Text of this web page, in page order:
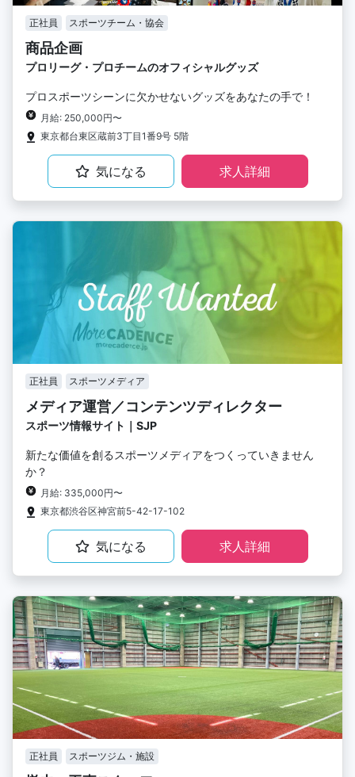
正社員 スポーツチーム・協会
商品企画
プロリーグ・プロチームのオフィシャルグッズ
プロスポーツシーンに欠かせないグッズをあなたの手で！
月給: 250,000円〜
東京都台東区蔵前3丁目1番9号 5階
気になる 求人詳細
正社員 スポーツメディア
メディア運営／コンテンツディレクター
スポーツ情報サイト｜SJP
新たな価値を創るスポーツメディアをつくっていきません
か？
月給: 335,000円〜
東京都渋谷区神宮前5-42-17-102
気になる 求人詳細
正社員 スポーツジム・施設